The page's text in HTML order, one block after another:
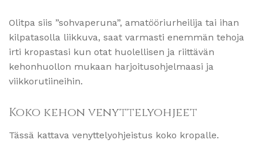
Olitpa siis ”sohvaperuna”, amatööriurheilija tai ihan
kilpatasolla liikkuva, saat varmasti enemmän tehoja
irti kropastasi kun otat huolellisen ja riittävän
kehonhuollon mukaan harjoitusohjelmaasi ja
viikkorutiineihin.
Koko kehon venyttelyohjeet
Tässä kattava venyttelyohjeistus koko kropalle.